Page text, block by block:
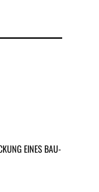
EINES BAU-